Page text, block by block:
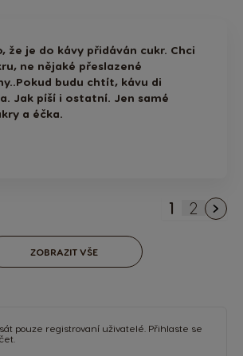
že je do kávy přidáván cukr. Chci
ne nějaké přeslazené
budu chtít, kávu di
Jak píší i ostatní. Jen samé
a éčka.
Právě si
1 Stránka
2
ZOBRAZIT VŠE
pouze registrovaní uživatelé. Přihlaste se